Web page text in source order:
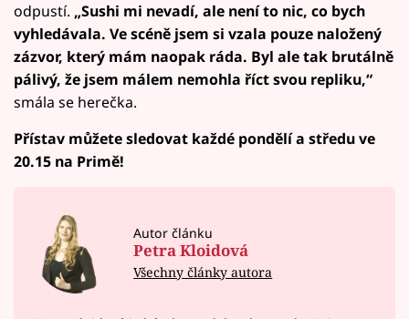
odpustí. „Sushi mi nevadí, ale není to nic, co bych
vyhledávala. Ve scéně jsem si vzala pouze naložený
zázvor, který mám naopak ráda. Byl ale tak brutálně
pálivý, že jsem málem nemohla říct svou repliku,“
smála se herečka.
Přístav můžete sledovat každé pondělí a středu ve
20.15 na Primě!
Autor článku
Petra Kloidová
Všechny články autora